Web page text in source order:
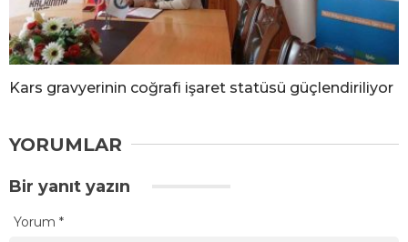
Kars gravyerinin coğrafi işaret statüsü güçlendiriliyor
YORUMLAR
Bir yanıt yazın
Yorum *